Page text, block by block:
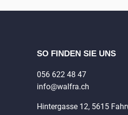
SO FINDEN SIE UNS
056 622 48 47
info@walfra.ch
Hintergasse 12, 5615